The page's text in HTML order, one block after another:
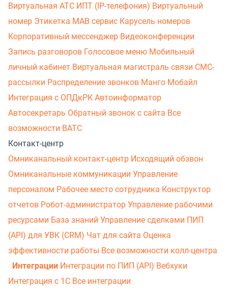
Виртуальная АТС ИПТ (IP-телефония) Виртуальный
номер Этикетка МАВ сервис Карусель номеров
Корпоративный мессенджер Видеоконференции
Запись разговоров Голосовое меню Мобильный
личный кабинет Виртуальная магистраль связи СМС-
рассылки Распределение звонков Манго Мобайл
Интеграция с ОПДкРК Автоинформатор
Автосекретарь Обратный звонок с сайта Все
возможности ВАТС
Контакт-центр
Омниканальный контакт-центр Исходящий обзвон
Омниканальные коммуникации Управление
персоналом Рабочее место сотрудника Конструктор
отчетов Робот-администратор Управление рабочими
ресурсами База знаний Управление сделками ПИП
(API) для УВК (CRM) Чат для сайта Оценка
эффективности работы Все возможности колл-центра
Интеграции Интеграции по ПИП (API) Вебхуки
Интеграция с 1С Все интеграции